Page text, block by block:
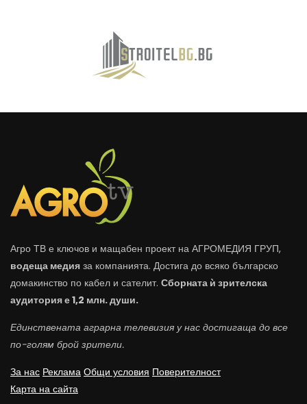
Агро ТВ е ключов и мащабен проект на АГРОМЕДИЯ ГРУП,
водеща медия за компанията. Достига до всяко българско
домакинство по кабел и сателит. Сборната ѝ зрителска
аудитория е 1,2 млн. души.
Единствената аграрна телевизия у нас достигаща до все
по-голям брой зрители.
За нас Реклама Общи условия Поверителност
Карта на сайта